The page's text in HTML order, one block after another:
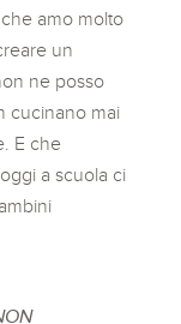
amo molto
un
ne posso
cucinano mai
E che
a scuola ci